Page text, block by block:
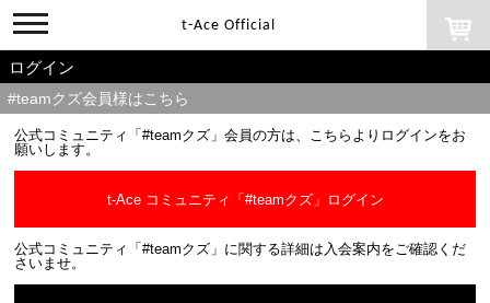
toggle
navigation
t-Ace Official
ログイン
#teamクズ会員様はこちら
公式コミュニティ「#teamクズ」会員の方は、こちらよりログインをお
願いします。
t-Ace コミュニティ「#teamクズ」ログイン
公式コミュニティ「#teamクズ」に関する詳細は入会案内をご確認くだ
さいませ。